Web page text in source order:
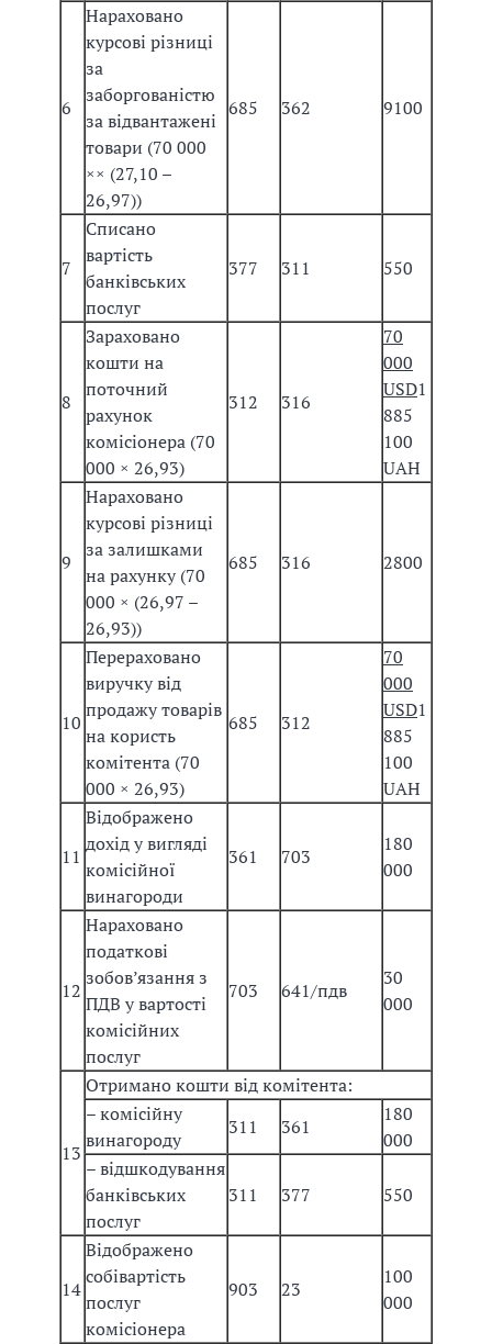
6
Нараховано
курсові різниці
за
заборгованістю
за відвантажені
товари (70 000
×× (27,10 –
26,97))
685 362 9100
7
Списано
вартість
банківських
послуг
377 311 550
8
Зараховано
кошти на
поточний
рахунок
комісіонера (70
000 × 26,93)
312 316
70
000
USD1
885
100
UAH
9
Нараховано
курсові різниці
за залишками
на рахунку (70
000 × (26,97 –
26,93))
685 316 2800
10
Перераховано
виручку від
продажу товарів
на користь
комітента (70
000 × 26,93)
685 312
70
000
USD1
885
100
UAH
11
Відображено
дохід у вигляді
комісійної
винагороди
361 703
180
000
12
Нараховано
податкові
зобов’язання з
ПДВ у вартості
комісійних
послуг
703 641/пдв
30
000
13
Отримано кошти від комітента:
– комісійну
винагороду
311 361
180
000
– відшкодування
банківських
послуг
311 377 550
14
Відображено
собівартість
послуг
комісіонера
903 23
100
000